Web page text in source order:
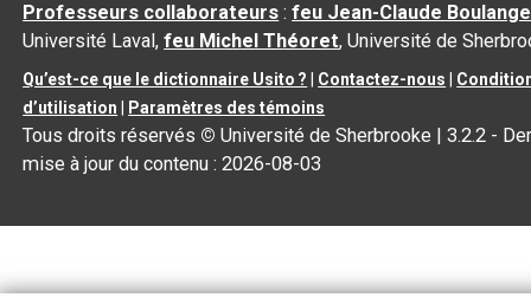
Professeurs collaborateurs :feu Jean-Claude
Université Laval,feu Michel Théoret, Université de
Qu’est-ce que le dictionnaire Usito ? Contactez-nous
d’utilisation
Paramètres des témoins
Tous droits réservés © Université de Sherbrooke |3.2.2 -
mise à jour du contenu :2026-08-03